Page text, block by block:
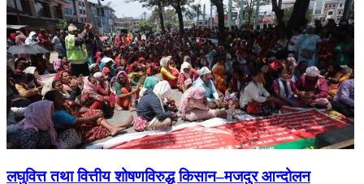
लघुवित्त तथा वित्तीय शोषणविरुद्ध किसान–मजदुर आन्दोलन